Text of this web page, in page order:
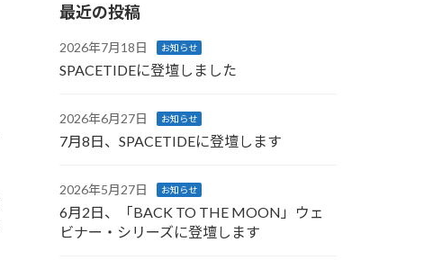
最近の投稿
2026年7月18日 お知らせ
SPACETIDEに登壇しました
2026年6月27日 お知らせ
7月8日、SPACETIDEに登壇します
2026年5月27日 お知らせ
6月2日、「BACK TO THE MOON」ウェ
ビナー・シリーズに登壇します